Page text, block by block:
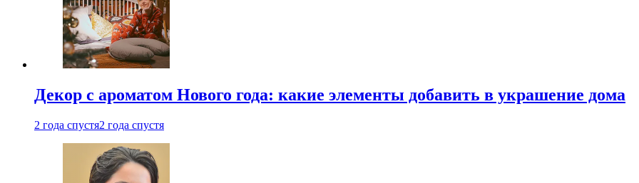
Декор с ароматом Нового года: какие элементы добавить в украшение дома
2 года спустя2 года спустя